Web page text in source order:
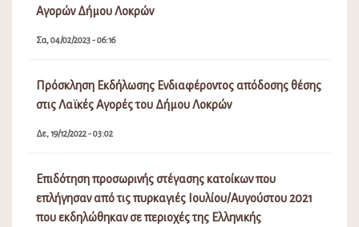
Αγορών Δήμου Λοκρών
Σα, 04/02/2023 - 06:16
Πρόσκληση Εκδήλωσης Ενδιαφέροντος απόδοσης θέσης
στις Λαϊκές Αγορές του Δήμου Λοκρών
Δε, 19/12/2022 - 03:02
Επιδότηση προσωρινής στέγασης κατοίκων που
επλήγησαν από τις πυρκαγιές Ιουλίου/Αυγούστου 2021
που εκδηλώθηκαν σε περιοχές της Ελληνικής